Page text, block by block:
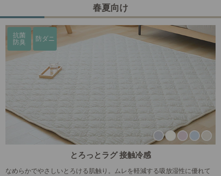
春夏向け
抗菌
防臭
防ダニ
とろっとラグ 接触冷感
なめらかでやさしいとろける肌触り。ムレを軽減する吸放湿性に優れて